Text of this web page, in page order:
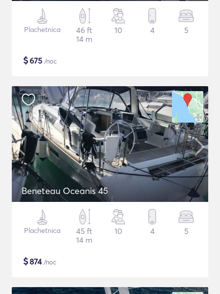
Plachetnica
46 ft
14 m
10 4 5
$675 /noc
Beneteau Oceanis 45
Plachetnica
45 ft
14 m
10 4 5
$874/noc